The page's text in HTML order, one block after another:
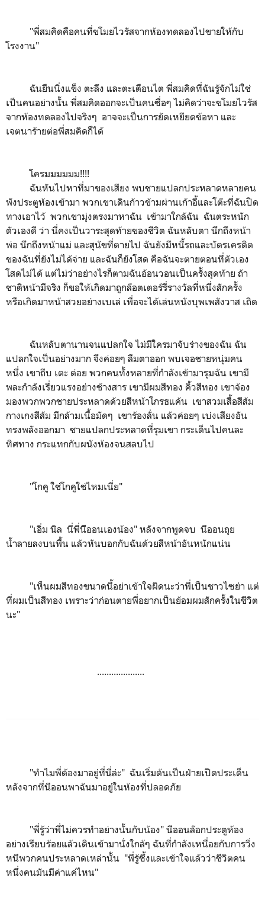
"พี่สมคิดคือคนที่ขโมยไวรัสจากห้องทดลองไปขายให้กับ
โรงงาน"
ฉันยืนนิ่งแข็ง ตะลึง และตะเตือนไต พี่สมคิดที่ฉันรู้จักไม่ใช่
เป็นคนอย่างนั้น พี่สมคิดออกจะเป็นคนซื่อๆ ไม่คิดว่าจะขโมยไวรัส
จากห้องทดลองไปจริงๆ อาจจะเป็นการยัดเหยียดข้อหา และ
เจตนาร้ายต่อพี่สมคิดก็ได้
โครมมมมมม!!!!
ฉันหันไปหาที่มาของเสียง พบชายแปลกประหลาดหลายคน
พังประตูห้องเข้ามา พวกเขาเดินก้าวข้ามผ่านเก้าอี้และโต๊ะที่ฉันปิด
ทางเอาไว้ พวกเขามุ่งตรงมาหาฉัน เข้ามาใกล้ฉัน ฉันตระหนัก
ตัวเองดี ว่า นี่คงเป็นวาระสุดท้ายของชีวิต ฉันหลับตา นึกถึงหน้า
พ่อ นึกถึงหน้าแม่ และสุนัขที่ตายไป ฉันยังมีหนี้รถและบัตรเครดิต
ของฉันที่ยังไม่ได้จ่าย และฉันก็ยังโสด คือฉันจะตายตอนที่ตัวเอง
โสดไม่ได้ แต่ไม่ว่าอย่างไรก็ตามฉันอ้อนวอนเป็นครั้งสุดท้าย ถ้า
ชาติหน้ามีจริง ก็ขอให้เกิดมาถูกล๊อตเตอร์รี่รางวัลที่หนึ่งสักครั้ง
หรือเกิดมาหน้าสวยอย่างเบเล่ เพื่อจะได้เล่นหนังบุพเพสังวาส เถิด
ฉันหลับตานานจนแปลกใจ ไม่มีใครมาจับร่างของฉัน ฉัน
แปลกใจเป็นอย่างมาก จึงค่อยๆ ลืมตาออก พบเจอชายหนุ่มคน
หนึ่ง เขาถีบ เตะ ต่อย พวกคนทั้งหลายที่กำลังเข้ามารุมฉัน เขามี
พละกำลังเรี่ยวแรงอย่างช้างสาร เขามีผมสีทอง คิ้วสีทอง เขาจ้อง
มองพวกพวกชายประหลาดด้วยสีหน้าโกรธแค้น เขาสวมเสื้อสีส้ม
กางเกงสีส้ม มีกล้ามเนื้อมัดๆ เขาร้องลั่น แล้วค่อยๆ เบ่งเสียงอัน
ทรงพลังออกมา ชายแปลกประหลาดที่รุมเขา กระเด็นไปคนละ
ทิศทาง กระแทกกับผนังห้องจนสลบไป
"โกคู ใช่โกคูใช่ไหมเนี่ย"
"เอิ่ม นิล นี่พี่นีีออนเองน้อง" หลังจากพูดจบ นีออนถุย
น้ำลายลงบนพื้น แล้วหันบอกกับฉันด้วยสีหน้าอันหนักแน่น
"เห็นผมสีทองขนาดนี้อย่าเข้าใจผิดนะว่าพี่เป็นชาวไซย่า แต่
ที่ผมเป็นสีทอง เพราะว่าก่อนตายพี่อยากเป็นย้อมผมสักครั้งในชีวิต
นะ"
....................
"ทำไมพี่ต้องมาอยู่ที่นี่ล่ะ" ฉันเริ่มต้นเป็นฝ่ายเปิดประเด็น
หลังจากที่นีออนพาฉันมาอยู่ในห้องที่ปลอดภัย
"พี่รู้ว่าพี่ไม่ควรทำอย่างนั้นกับน้อง" นีออนล๊อกประตูห้อง
อย่างเรียบร้อยแล้วเดินเข้ามานั่งใกล้ๆ ฉันที่กำลังเหนื่อยกับการวิ่ง
หนีพวกคนประหลาดเหล่านั้น "พี่รู้ซึ้งและเข้าใจแล้วว่าชีวิตคน
หนึ่งคนมันมีค่าแค่ไหน"